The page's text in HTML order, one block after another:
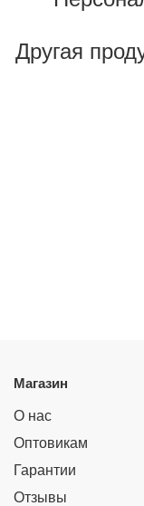
Другая
Магазин
О нас
Оптовикам
Гарантии
Отзывы